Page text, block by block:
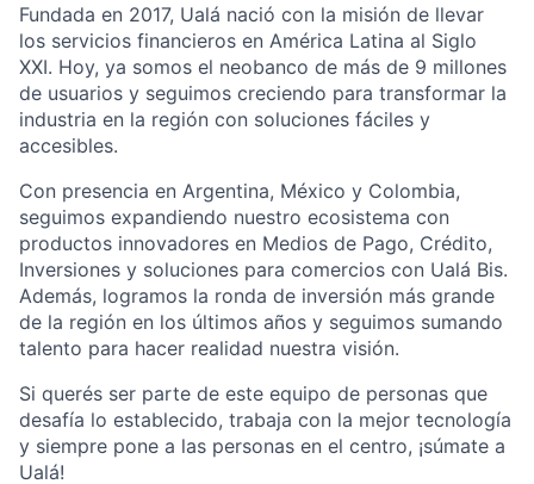
Fundada en 2017, Ualá nació con la misión de llevar
los servicios financieros en América Latina al Siglo
XXI. Hoy, ya somos el neobanco de más de 9 millones
de usuarios y seguimos creciendo para transformar la
industria en la región con soluciones fáciles y
accesibles.
Con presencia en Argentina, México y Colombia,
seguimos expandiendo nuestro ecosistema con
productos innovadores en Medios de Pago, Crédito,
Inversiones y soluciones para comercios con Ualá Bis.
Además, logramos la ronda de inversión más grande
de la región en los últimos años y seguimos sumando
talento para hacer realidad nuestra visión.
Si querés ser parte de este equipo de personas que
desafía lo establecido, trabaja con la mejor tecnología
y siempre pone a las personas en el centro, ¡súmate a
Ualá!